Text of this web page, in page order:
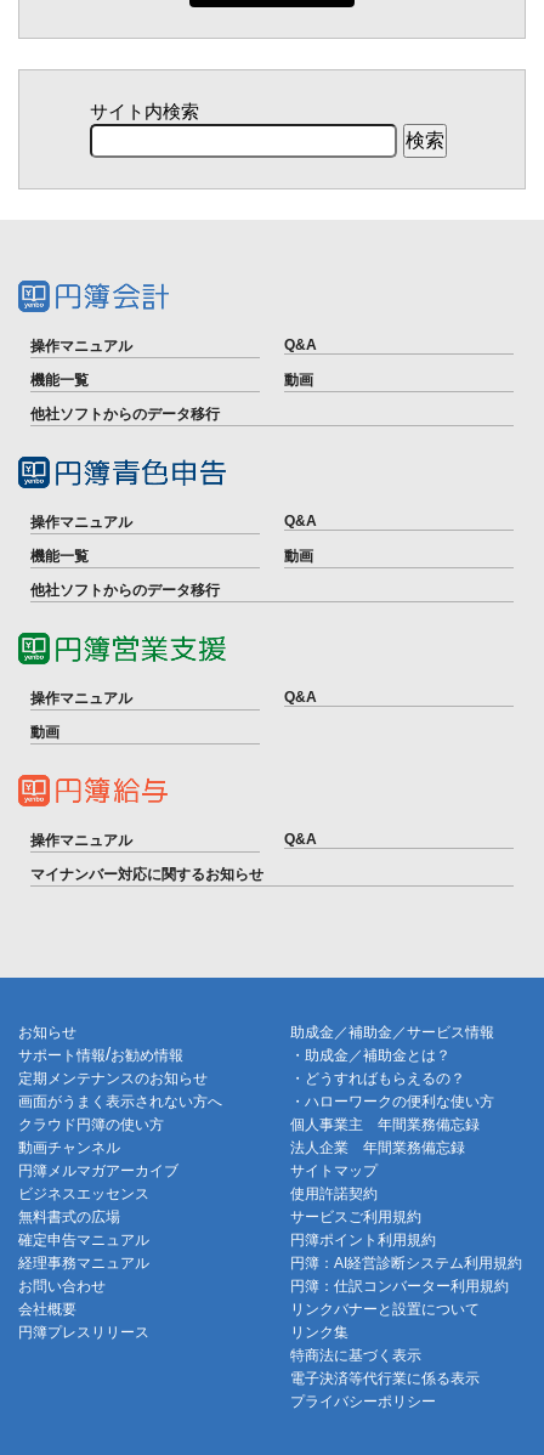
サイト内検索
操作マニュアル Q&A
機能一覧
動画
他社ソフトからのデータ移行
操作マニュアル Q&A
機能一覧
動画
他社ソフトからのデータ移行
操作マニュアル Q&A
動画
操作マニュアル Q&A
マイナンバー対応に関するお知らせ
お知らせ
サポート情報/お勧め情報
定期メンテナンスのお知らせ
画面がうまく表示されない方へ
クラウド円簿の使い方
動画チャンネル
円簿メルマガアーカイブ
助成金／補助金／サービス情報
・助成金／補助金とは？
・どうすればもらえるの？
・ハローワークの便利な使い方
個人事業主 年間業務備忘録
法人企業 年間業務備忘録
サイトマップ
ビジネスエッセンス
無料書式の広場
確定申告マニュアル
経理事務マニュアル
お問い合わせ
会社概要
円簿プレスリリース
使用許諾契約
サービスご利用規約
円簿ポイント利用規約
円簿：AI経営診断システム利用規約
円簿：仕訳コンバーター利用規約
リンクバナーと設置について
リンク集
特商法に基づく表示
電子決済等代行業に係る表示
プライバシーポリシー